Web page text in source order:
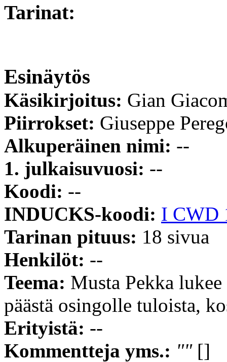
Tarinat:
Esinäytös
Käsikirjoitus: Gian
Piirrokset: Giuseppe
Alkuperäinen nimi: --
1. julkaisuvuosi: --
Koodi: --
INDUCKS-koodi: I CWD
Tarinan pituus: 18 sivua
Henkilöt: --
Teema: Musta Pekka
päästä osingolle tuloista,
Erityistä: --
Kommentteja yms.: ""[]